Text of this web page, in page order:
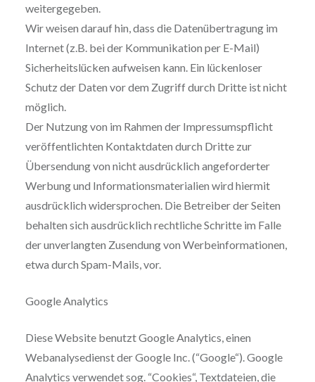
weitergegeben.
Wir weisen darauf hin, dass die Datenübertragung im
Internet (z.B. bei der Kommunikation per E-Mail)
Sicherheitslücken aufweisen kann. Ein lückenloser
Schutz der Daten vor dem Zugriff durch Dritte ist nicht
möglich.
Der Nutzung von im Rahmen der Impressumspflicht
veröffentlichten Kontaktdaten durch Dritte zur
Übersendung von nicht ausdrücklich angeforderter
Werbung und Informationsmaterialien wird hiermit
ausdrücklich widersprochen. Die Betreiber der Seiten
behalten sich ausdrücklich rechtliche Schritte im Falle
der unverlangten Zusendung von Werbeinformationen,
etwa durch Spam-Mails, vor.
Google Analytics
Diese Website benutzt Google Analytics, einen
Webanalysedienst der Google Inc. (“Google“). Google
Analytics verwendet sog. “Cookies“, Textdateien, die